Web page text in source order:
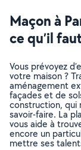
Maçon à
ce qu’il
Vous prévoyez
votre maison ?
aménagement
façades et de
construction,
savoir-faire. La
vous aide à
encore un
mettre ses